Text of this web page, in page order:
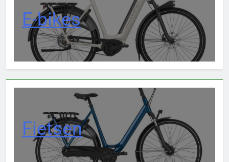
E-bikes
Fietsen